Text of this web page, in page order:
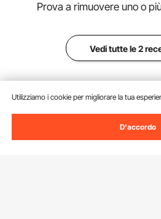
Prova a rimuovere uno o
Vedi tutte le 2
Aggiungi al
Utilizziamo i cookie per migliorare la tua
D'accordo